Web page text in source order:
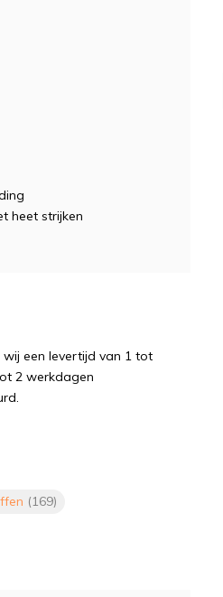
heet strijken
een levertijd van 1 tot
2 werkdagen
(169)